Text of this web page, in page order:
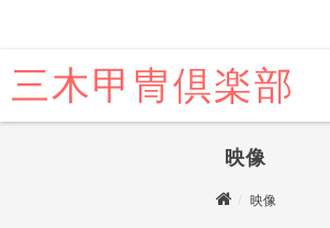
三木甲冑倶楽部
映像
映像